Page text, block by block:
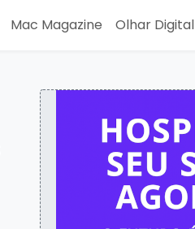
Mac Magazine Olhar Digital